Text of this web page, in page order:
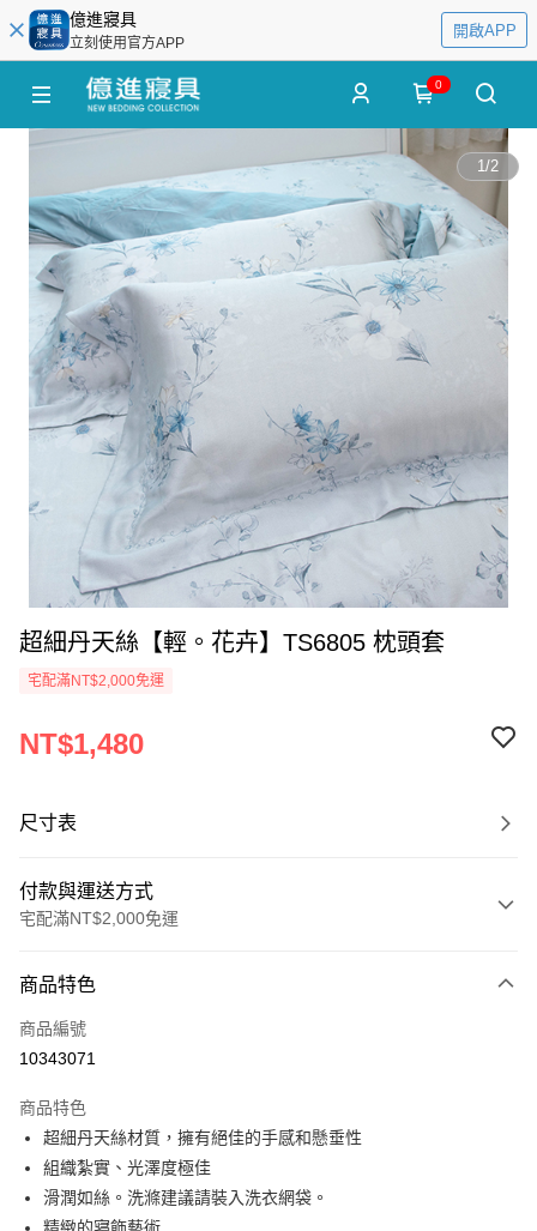
億進寢具
立刻使用官方APP
開啟APP
0
1/2
超細丹天絲【輕。花卉】TS6805 枕頭套
宅配滿NT$2,000免運
NT$1,480
尺寸表
付款與運送方式
宅配滿NT$2,000免運
信用卡一次付款
信用卡分期付款
合作金庫商業銀行
華南商業銀行
彰化商業銀行
上海商業儲蓄銀行
國泰世華商業銀行
兆豐國際商業銀行
臺灣中小企業銀行
6 期 0 利率 每期
華南商業銀行
上海商業儲蓄銀行
台北富邦商業銀行
LINE Pay
Apple Pay
商品特色
商品編號
10343071
商品特色
超細丹天絲材質，擁有絕佳的手感和懸垂性
組織紮實、光澤度極佳
滑潤如絲。洗滌建議請裝入洗衣網袋。